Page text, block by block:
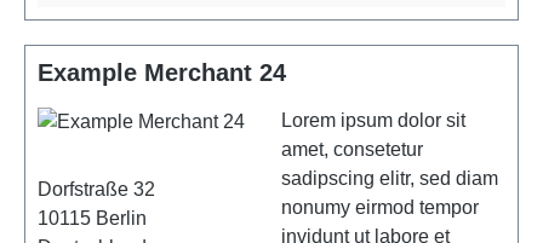
Example Merchant 24
Dorfstraße 32
10115 Berlin
Lorem ipsum dolor sit
amet, consetetur
sadipscing elitr, sed diam
nonumy eirmod tempor
invidunt ut labore et